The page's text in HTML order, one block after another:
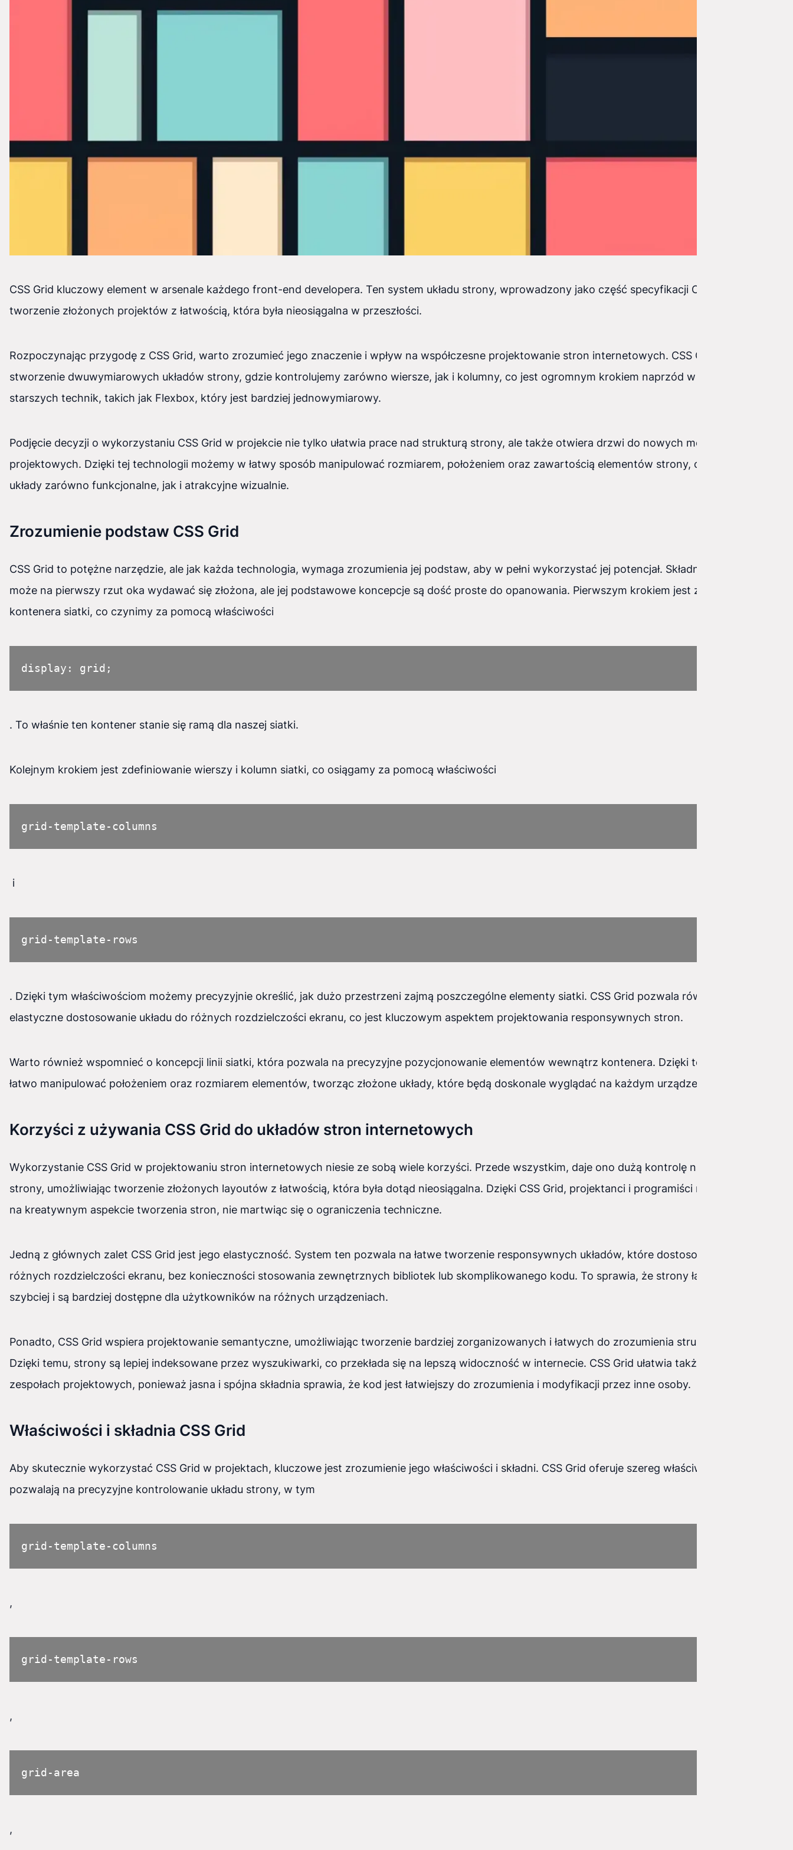
CSS Grid kluczowy element w arsenale każdego front-end developera. Ten system układu strony, wprowadzony jako część specyfikacji CSS, umożliwia
tworzenie złożonych projektów z łatwością, która była nieosiągalna w przeszłości.
Rozpoczynając przygodę z CSS Grid, warto zrozumieć jego znaczenie i wpływ na współczesne projektowanie stron internetowych. CSS Grid pozwala na
stworzenie dwuwymiarowych układów strony, gdzie kontrolujemy zarówno wiersze, jak i kolumny, co jest ogromnym krokiem naprzód w porównaniu do
starszych technik, takich jak Flexbox, który jest bardziej jednowymiarowy.
Podjęcie decyzji o wykorzystaniu CSS Grid w projekcie nie tylko ułatwia prace nad strukturą strony, ale także otwiera drzwi do nowych możliwości
projektowych. Dzięki tej technologii możemy w łatwy sposób manipulować rozmiarem, położeniem oraz zawartością elementów strony, co czyni nasze
układy zarówno funkcjonalne, jak i atrakcyjne wizualnie.
Zrozumienie podstaw CSS Grid
CSS Grid to potężne narzędzie, ale jak każda technologia, wymaga zrozumienia jej podstaw, aby w pełni wykorzystać jej potencjał. Składnia CSS Grid
może na pierwszy rzut oka wydawać się złożona, ale jej podstawowe koncepcje są dość proste do opanowania. Pierwszym krokiem jest zdefiniowanie
kontenera siatki, co czynimy za pomocą właściwości
display: grid;
. To właśnie ten kontener stanie się ramą dla naszej siatki.
Kolejnym krokiem jest zdefiniowanie wierszy i kolumn siatki, co osiągamy za pomocą właściwości
grid-template-columns
i
grid-template-rows
. Dzięki tym właściwościom możemy precyzyjnie określić, jak dużo przestrzeni zajmą poszczególne elementy siatki. CSS Grid pozwala również na
elastyczne dostosowanie układu do różnych rozdzielczości ekranu, co jest kluczowym aspektem projektowania responsywnych stron.
Warto również wspomnieć o koncepcji linii siatki, która pozwala na precyzyjne pozycjonowanie elementów wewnątrz kontenera. Dzięki temu możemy
łatwo manipulować położeniem oraz rozmiarem elementów, tworząc złożone układy, które będą doskonale wyglądać na każdym urządzeniu.
Korzyści z używania CSS Grid do układów stron internetowych
Wykorzystanie CSS Grid w projektowaniu stron internetowych niesie ze sobą wiele korzyści. Przede wszystkim, daje ono dużą kontrolę nad układem
strony, umożliwiając tworzenie złożonych layoutów z łatwością, która była dotąd nieosiągalna. Dzięki CSS Grid, projektanci i programiści mogą skupić się
na kreatywnym aspekcie tworzenia stron, nie martwiąc się o ograniczenia techniczne.
Jedną z głównych zalet CSS Grid jest jego elastyczność. System ten pozwala na łatwe tworzenie responsywnych układów, które dostosowują się do
różnych rozdzielczości ekranu, bez konieczności stosowania zewnętrznych bibliotek lub skomplikowanego kodu. To sprawia, że strony ładowane są
szybciej i są bardziej dostępne dla użytkowników na różnych urządzeniach.
Ponadto, CSS Grid wspiera projektowanie semantyczne, umożliwiając tworzenie bardziej zorganizowanych i łatwych do zrozumienia struktur strony.
Dzięki temu, strony są lepiej indeksowane przez wyszukiwarki, co przekłada się na lepszą widoczność w internecie. CSS Grid ułatwia także współpracę w
zespołach projektowych, ponieważ jasna i spójna składnia sprawia, że kod jest łatwiejszy do zrozumienia i modyfikacji przez inne osoby.
Właściwości i składnia CSS Grid
Aby skutecznie wykorzystać CSS Grid w projektach, kluczowe jest zrozumienie jego właściwości i składni. CSS Grid oferuje szereg właściwości, które
pozwalają na precyzyjne kontrolowanie układu strony, w tym
grid-template-columns
,
grid-template-rows
,
grid-area
,